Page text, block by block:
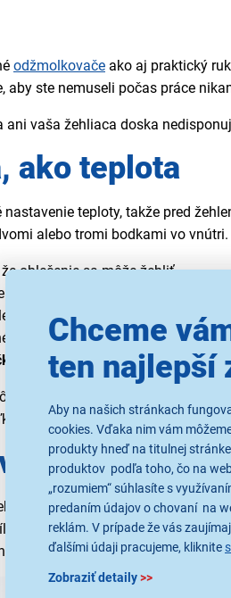
Chceme
ten najlepší
Aby na našich stránkach
cookies. Vďaka nim vám
produkty hneď na titulnej
produktov podľa toho, čo na
„rozumiem“ súhlasíte s
predaním údajov o chovaní na
reklám. V prípade že vás
ďalšími údaji pracujeme, kliknite
Zobraziť detaily>>
odžmolkovače ako aj praktický
aby ste nemuseli počas práce
ani vaša žehliaca doska
ako teplota
teploty, takže pred
alebo tromi bodkami vo vnútri.
oblečenie sa môže žehliť.
bez pary do 110 °C.
pri maximálnej teplote žehliacej
žehliť do maximálnej teploty 200
– znamená, že oblečenie sa
materiálov je dobré začať
si vyžadujú vysoký stupeň
pri nižšej teplote a
dlho. Nesmierne dôležité je
to.